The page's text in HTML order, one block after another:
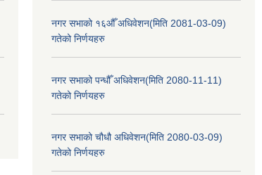
नगर सभाको १६औँ अधिवेशन(मिति 2081-03-09)
गतेको निर्णयहरु
नगर सभाको पन्धौँ अधिवेशन(मिति 2080-11-11)
गतेको निर्णयहरु
नगर सभाको चौधौ अधिवेशन(मिति 2080-03-09)
गतेको निर्णयहरु